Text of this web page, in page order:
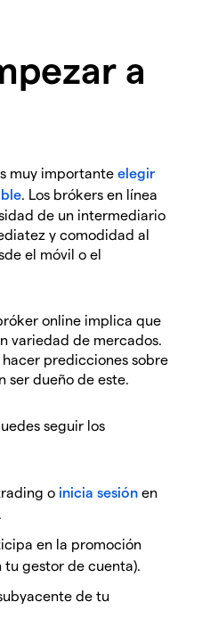
a
muy importante elegir
. Los brókers en línea
de un intermediario
y comodidad al
el móvil o el
online implica que
variedad de mercados.
predicciones sobre
ser dueño de este.
seguir los
o inicia sesión en
.
en la promoción
gestor de cuenta).
de tu